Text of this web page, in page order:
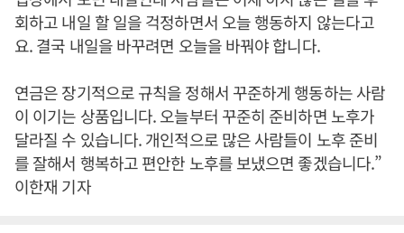
회하고 내일 할 일을 걱정하면서 오늘 행동하지 않는다고
요. 결국 내일을 바꾸려면 오늘을 바꿔야 합니다.
연금은 장기적으로 규칙을 정해서 꾸준하게 행동하는 사람
이 이기는 상품입니다. 오늘부터 꾸준히 준비하면 노후가
달라질 수 있습니다. 개인적으로 많은 사람들이 노후 준비
를 잘해서 행복하고 편안한 노후를 보냈으면 좋겠습니다.”
이한재 기자